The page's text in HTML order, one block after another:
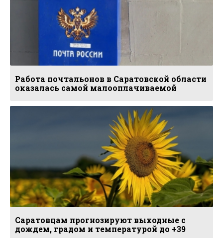
Работа почтальонов в Саратовской области
оказалась самой малооплачиваемой
Саратовцам прогнозируют выходные с
дождем, градом и температурой до +39